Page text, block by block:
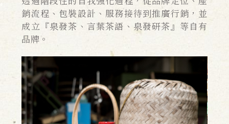
銷流程、包裝設計、服務接待到推廣行銷，並
成立『泉發茶、言葉茶語、泉發研茶』等自有
品牌。